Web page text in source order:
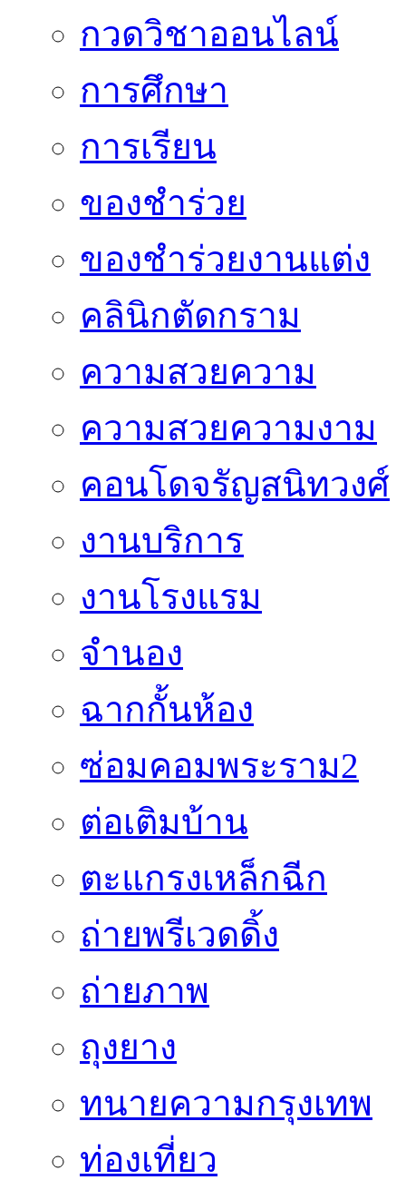
กวดวิชาออนไลน์
การศึกษา
การเรียน
ของชำร่วย
ของชำร่วยงานแต่ง
คลินิกตัดกราม
ความสวยความ
ความสวยความงาม
คอนโดจรัญสนิทวงศ์
งานบริการ
งานโรงแรม
จำนอง
ฉากกั้นห้อง
ซ่อมคอมพระราม2
ต่อเติมบ้าน
ตะแกรงเหล็กฉีก
ถ่ายพรีเวดดิ้ง
ถ่ายภาพ
ถุงยาง
ทนายความกรุงเทพ
ท่องเที่ยว